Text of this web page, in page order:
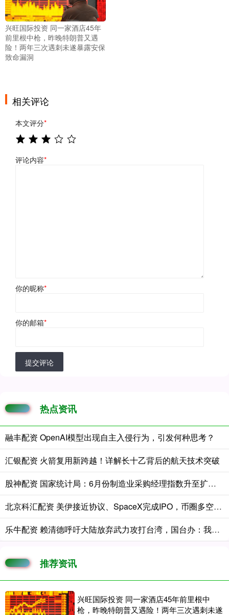
兴旺国际投资 同一家酒店45年
前里根中枪，昨晚特朗普又遇
险！两年三次遇刺未遂暴露安保
致命漏洞
相关评论
本文评分*
评论内容*
你的昵称*
你的邮箱*
提交评论
热点资讯
融丰配资 OpenAI模型出现自主入侵行为，引发何种思考？
汇银配资 火箭复用新跨越！详解长十乙背后的航天技术突破
股神配资 国家统计局：6月份制造业采购经理指数升至扩张区间
北京科汇配资 美伊接近协议、SpaceX完成IPO，币圈多空激辩：底部到了吗？
乐牛配资 赖清德呼吁大陆放弃武力攻打台湾，国台办：我们愿以最大诚意、尽最大努力争取和平统一的前景，但决不承诺放弃使用武力
推荐资讯
兴旺国际投资 同一家酒店45年前里根中
枪，昨晚特朗普又遇险！两年三次遇刺未遂